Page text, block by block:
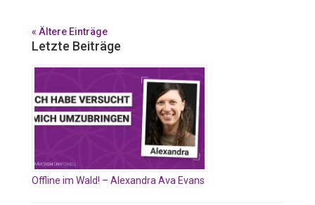
« Ältere Einträge
Letzte Beiträge
Offline im Wald! – Alexandra Ava Evans